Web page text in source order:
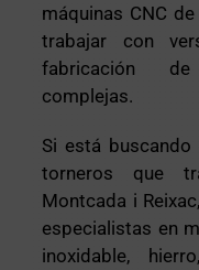
máquinas CNC
trabajar con
fabricación
complejas.
Si está
torneros que
Montcada i
especialistas en
inoxidable,